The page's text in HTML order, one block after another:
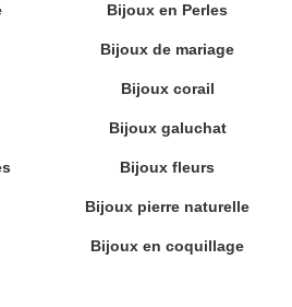
Bijoux en Perles
Bijoux de mariage
Bijoux corail
Bijoux galuchat
Bijoux fleurs
Bijoux pierre naturelle
Bijoux en coquillage